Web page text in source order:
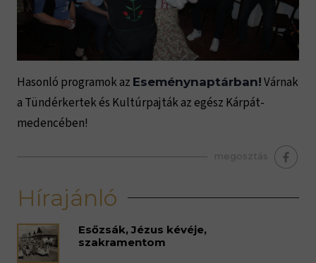
Hasonló programok az Eseménynaptárban! Várnak
a Tündérkertek és Kultúrpajták az egész Kárpát-
medencében!
megosztás
Hírajánló
Esőzsák, Jézus kévéje,
szakramentom